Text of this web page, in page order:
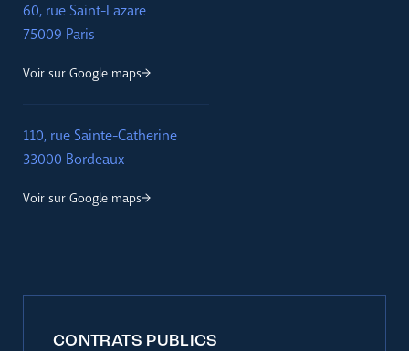
60, rue Saint-Lazare
75009 Paris
Voir sur Google maps
110, rue Sainte-Catherine
33000 Bordeaux
Voir sur Google maps
CONTRATS PUBLICS